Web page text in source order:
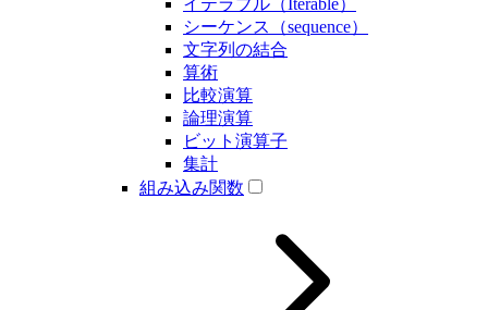
イテラブル（Iterable）
シーケンス（sequence）
文字列の結合
算術
比較演算
論理演算
ビット演算子
集計
組み込み関数